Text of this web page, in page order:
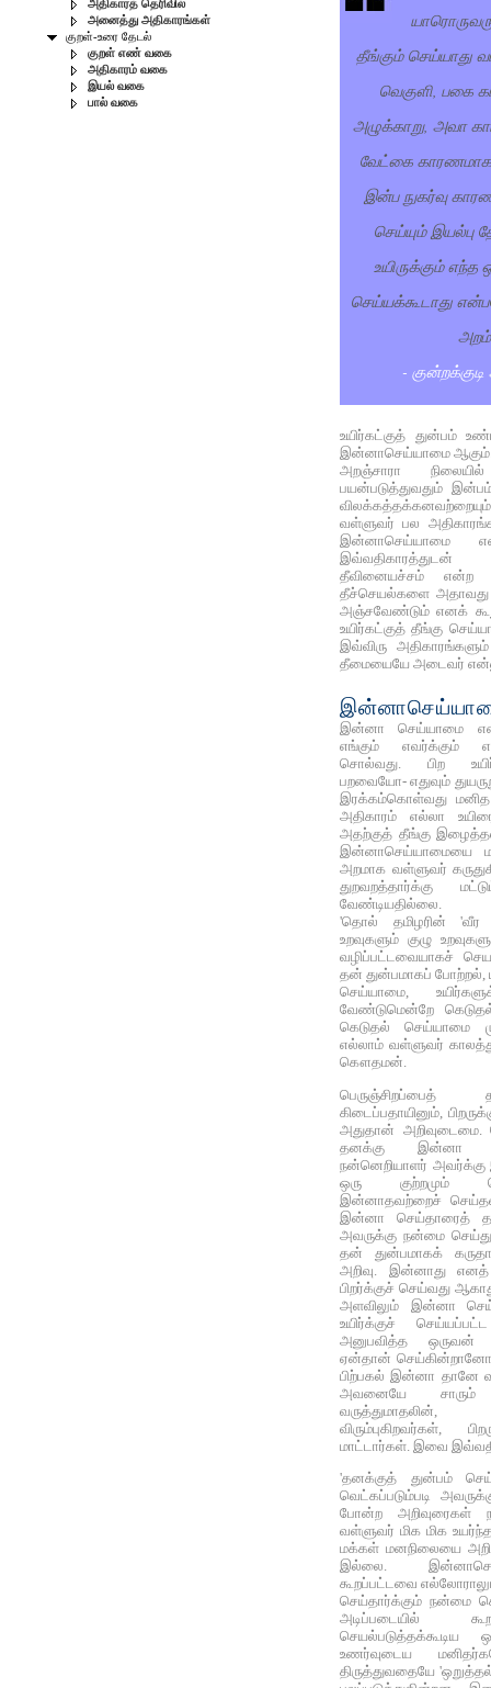
அதிகாரத் தெரிவில்
அனைத்து அதிகாரங்கள்
குறள்-உரை தேடல்
குறள் எண் வகை
அதிகாரம் வகை
இயல் வகை
பால் வகை
தீங்கும் செய்யாது
வெகுளி, பகை
அழுக்காறு, அவா
வேட்கை
இன்ப நுகர்வு
செய்யும் இயல்பு
உயிருக்கும் எந்த
செய்யக்கூடாது
-
உயிர்கட்குத் துன்பம்
இன்னாசெய்யாமை
அறஞ்சாரா
பயன்படுத்துவதும்
வள்ளுவர் பல
இன்னாசெய்யாமை
இவ்வதிகாரத்துடன்
தீவினையச்சம் என்ற
தீச்செயல்களை
அஞ்சவேண்டும் எனக்
உயிர்கட்குத் தீங்கு
இவ்விரு
தீமையையே அடைவர்
இன்னா செய்யாமை
எங்கும் எவர்க்கும்
சொல்வது. பிற
பறவையோ- எதுவும்
இரக்கம்கொள்வது
அதிகாரம் எல்லா
அதற்குத் தீங்கு
இன்னாசெய்யாமையை
அறமாக வள்ளுவர்
துறவறத்தார்க்கு
வேண்டியதில்லை.
'தொல் தமிழரின் 'வீர
உறவுகளும் குழு
வழிப்பட்டவையாகச்
தன் துன்பமாகப் போற்றல்,
செய்யாமை,
வேண்டுமென்றே
கெடுதல் செய்யாமை
எல்லாம் வள்ளுவர்
கௌதமன்.
பெருஞ்சிறப்பைத்
கிடைப்பதாயினும்,
அதுதான் அறிவுடைமை.
தனக்கு இன்னா
நன்னெறியாளர்
ஒரு குற்றமும்
இன்னாதவற்றைச்
இன்னா செய்தாரைத்
அவருக்கு நன்மை செய்து
தன் துன்பமாகக்
அறிவு. இன்னாது
பிறர்க்குச் செய்வது
அளவிலும் இன்னா
உயிர்க்குச்
அனுபவித்த ஒருவன்
ஏன்தான்
பிற்பகல் இன்னா தானே
அவனையே
விரும்புகிறவர்கள்,
மாட்டார்கள். இவை
'தனக்குத் துன்பம்
வெட்கப்படும்படி
போன்ற அறிவுரைகள்
வள்ளுவர் மிக மிக
மக்கள் மனநிலையை
இல்லை.
கூறப்பட்டவை
செய்தார்க்கும் நன்மை
அடிப்படையில்
உணர்வுடைய
திருத்துவதையே